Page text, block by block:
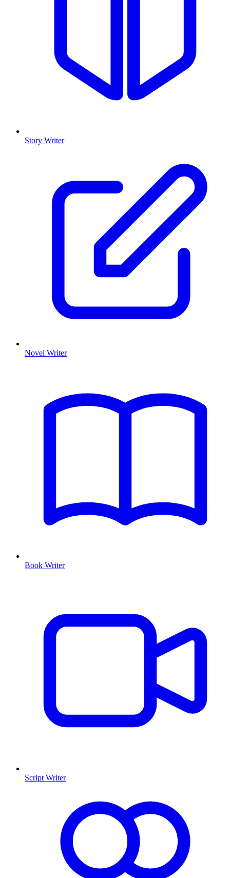
Story Writer
Novel Writer
Book Writer
Script Writer